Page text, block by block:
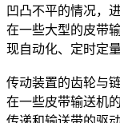
凹凸不平的情况，
在一些大型的皮带
现自动化、定时定
传动装置的齿轮与
在一些皮带输送机